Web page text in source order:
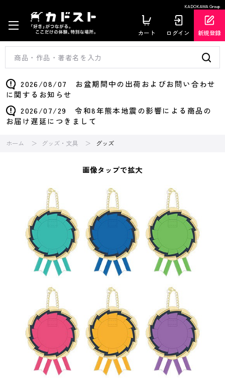
KADOKAWA Group
カート ログイン 新規登録
2026/08/07 お盆期間中の出荷およびお問い合わせ
に関するお知らせ
2026/07/29 令和8年熊本地震の影響による商品の
お届け遅延につきまして
ホーム グッズ・文具 グッズ
画像タップで拡大